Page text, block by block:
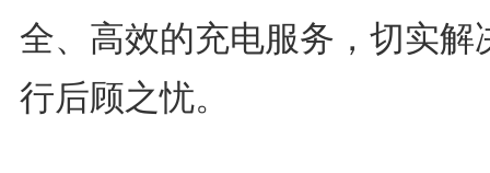
全、高效的充电服务，切实解
行后顾之忧。